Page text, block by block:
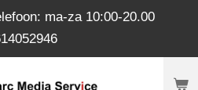
ma-za 10:00-20.00